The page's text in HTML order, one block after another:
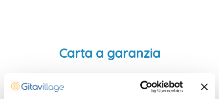
Carta a garanzia
Fino a quando posso
cancellare la prenotazione?